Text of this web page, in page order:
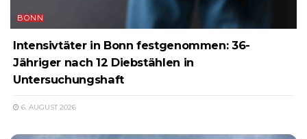
BONN
Intensivtäter in Bonn festgenommen: 36-
Jähriger nach 12 Diebstählen in
Untersuchungshaft
6. AUGUST 2026